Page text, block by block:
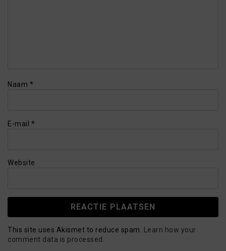
Naam *
E-mail *
Website
This site uses Akismet to reduce spam.
Learn how your
comment data is processed.